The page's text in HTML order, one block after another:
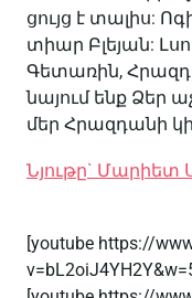
ցույց է տալիս:
տիար Բլեյան:
Գետառին,
նայում ենք Ձեր
մեր Հրազդանի
Նյութը` Մարիետ
[youtube https://